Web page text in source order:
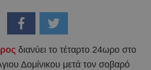
διανύει το τέταρτο 24ωρο στο
Δομίνικου μετά τον σοβαρό